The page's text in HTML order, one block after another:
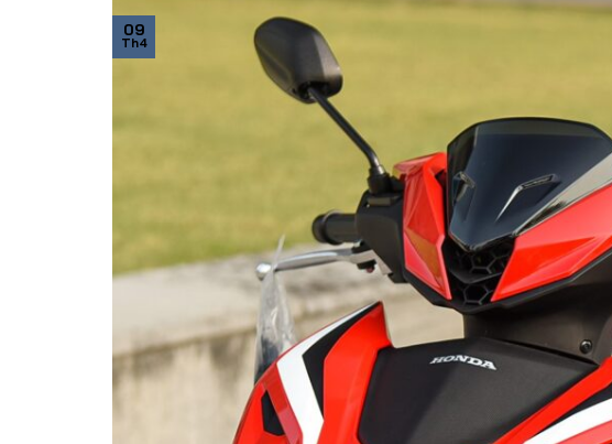
09
Th4